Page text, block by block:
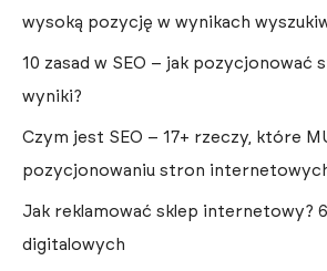
wysoką pozycję w wynikach
10 zasad w SEO – jak pozycjonować
wyniki?
Czym jest SEO – 17+ rzeczy, które
pozycjonowaniu stron
Jak reklamować sklep internetowy? 6
digitalowych